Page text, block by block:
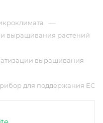
—
выращивания растений
выращивания
для поддержания ЕС